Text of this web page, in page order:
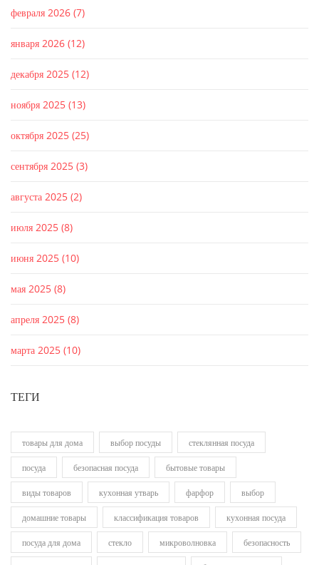
февраля 2026 (7)
января 2026 (12)
декабря 2025 (12)
ноября 2025 (13)
октября 2025 (25)
сентября 2025 (3)
августа 2025 (2)
июля 2025 (8)
июня 2025 (10)
мая 2025 (8)
апреля 2025 (8)
марта 2025 (10)
ТЕГИ
товары для дома выбор посуды стеклянная посуда
посуда безопасная посуда бытовые товары
виды товаров кухонная утварь фарфор выбор
домашние товары классификация товаров кухонная посуда
посуда для дома стекло микроволновка безопасность